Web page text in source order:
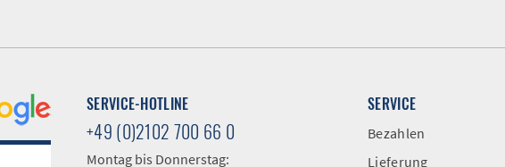
SERVICE-HOTLINE
+49 (0)2102 700 66 0
Montag bis Donnerstag:
SERVICE
Bezahlen
Lieferung